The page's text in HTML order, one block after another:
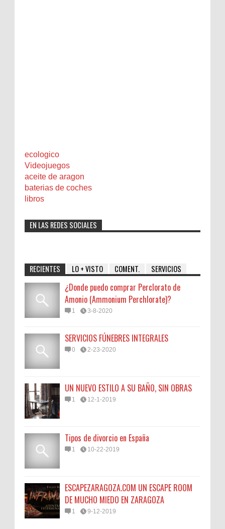
ecologico
Videojuegos
aceite de aragon
baterias de coches
libros
EN LAS REDES SOCIALES
RECIENTES LO + VISTO COMENT. SERVICIOS
¿Donde puedo comprar Perclorato de
Amonio (Ammonium Perchlorate)?
1 3-8-2020
SERVICIOS FÚNEBRES INTEGRALES
0 2-23-2020
UN NUEVO ESTILO A SU BAÑO, SIN OBRAS
1 12-1-2019
Tipos de divorcio en España
1 10-22-2019
ESCAPEZARAGOZA.COM UN ESCAPE ROOM
DE MUCHO MIEDO EN ZARAGOZA
1 9-12-2019